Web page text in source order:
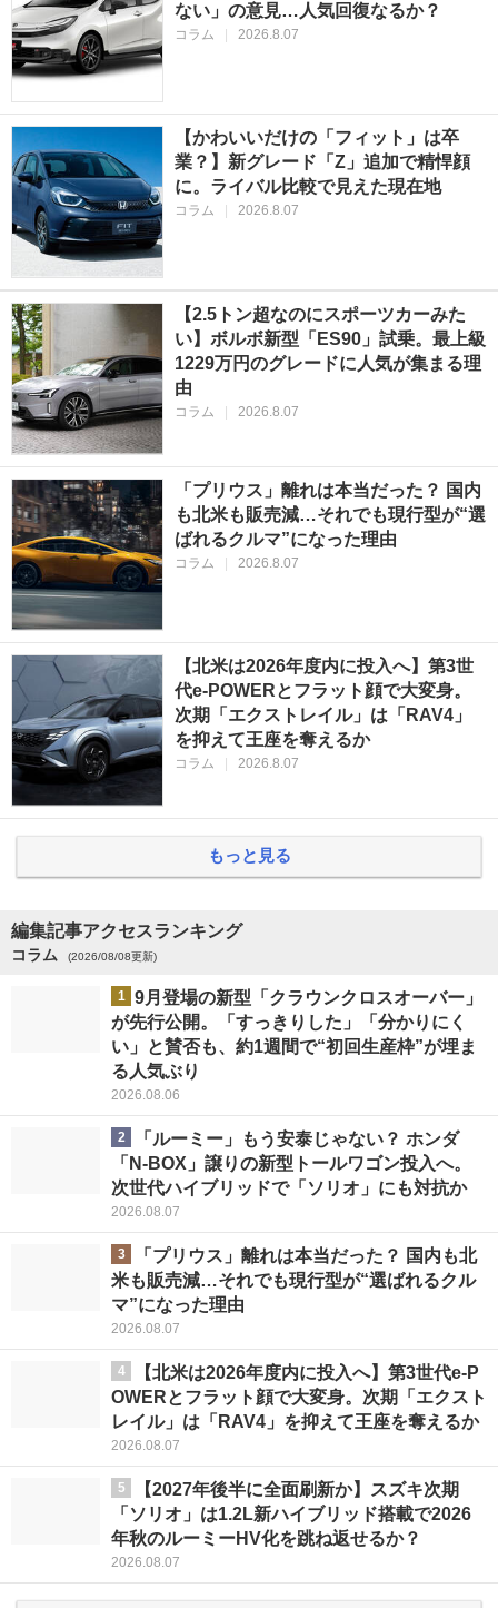
ない」の意見…人気回復なるか？
コラム 2026.8.07
【かわいいだけの「フィット」は卒
業？】新グレード「Z」追加で精悍顔
に。ライバル比較で見えた現在地
コラム 2026.8.07
【2.5トン超なのにスポーツカーみた
い】ボルボ新型「ES90」試乗。最上級
1229万円のグレードに人気が集まる理
由
コラム 2026.8.07
「プリウス」離れは本当だった？ 国内
も北米も販売減…それでも現行型が“選
ばれるクルマ”になった理由
コラム | 2026.8.07
【北米は2026年度内に投入へ】第3世
代e-POWERとフラット顔で大変身。
次期「エクストレイル」は「RAV4」
を抑えて王座を奪えるか
コラム | 2026.8.07
もっと見る
編集記事アクセスランキング
コラム (2026/08/08更新)
1
9月登場の新型「クラウンクロスオーバー」
が先行公開。「すっきりした」「分かりにく
い」と賛否も、約1週間で“初回生産枠”が埋ま
る人気ぶり
2026.08.06
2
「ルーミー」もう安泰じゃない？ ホンダ
「N-BOX」譲りの新型トールワゴン投入へ。
次世代ハイブリッドで「ソリオ」にも対抗か
2026.08.07
3
「プリウス」離れは本当だった？ 国内も北
米も販売減…それでも現行型が“選ばれるクル
マ”になった理由
2026.08.07
4
【北米は2026年度内に投入へ】第3世代e-P
OWERとフラット顔で大変身。次期「エクスト
レイル」は「RAV4」を抑えて王座を奪えるか
2026.08.07
5
【2027年後半に全面刷新か】スズキ次期
「ソリオ」は1.2L新ハイブリッド搭載で2026
年秋のルーミーHV化を跳ね返せるか？
2026.08.07